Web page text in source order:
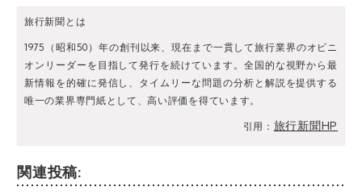
旅行新聞とは
1975（昭和50）年の創刊以来、現在まで一貫して旅行業界のオピニ
オンリーダーを目指して発行を続けています。全国的な視野から最
新情報を的確に発信し、タイムリーな問題の分析と解説を提供する
唯一の業界専門紙として、高い評価を得ています。
引用： 旅行新聞HP
関連投稿: